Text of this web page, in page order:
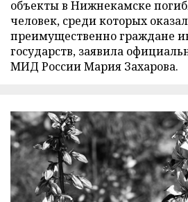
объекты в Нижнекамске
человек, среди которых
преимущественно граждане
государств, заявила
МИД России Мария Захарова.